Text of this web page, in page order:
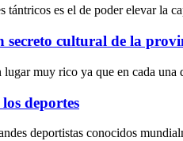
es el de poder elevar la
secreto cultural de la
muy rico ya que en cada
deportes
deportistas conocidos